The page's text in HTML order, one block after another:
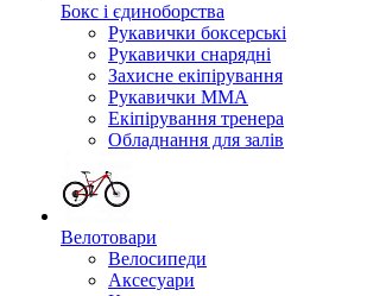
Бокс і єдиноборства
Рукавички боксерські
Рукавички снарядні
Захисне екіпірування
Рукавички ММА
Екіпірування тренера
Обладнання для залів
Велотовари
Велосипеди
Аксесуари